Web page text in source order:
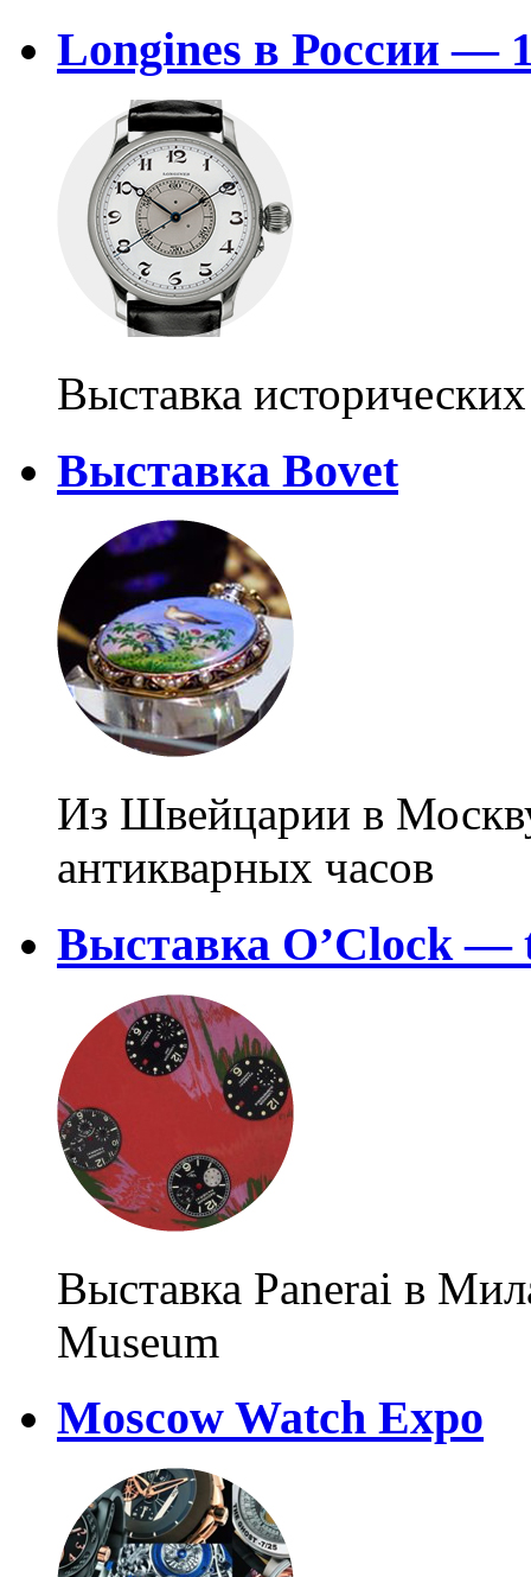
Longines в России —
Выставка
Выставка Bovet
Из Швейцарии в
антикварных часов
Выставка O’Clock —
Выставка Panerai в
Museum
Moscow Watch Expo